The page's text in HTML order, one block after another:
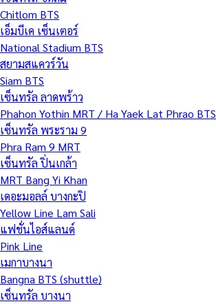
Chitlom BTS
เอ็มบีเค เซ็นเตอร์
National Stadium BTS
สยามสแควร์วัน
Siam BTS
เซ็นทรัล ลาดพร้าว
Phahon Yothin MRT / Ha Yaek Lat Phrao BTS
เซ็นทรัล พระราม 9
Phra Ram 9 MRT
เซ็นทรัล ปิ่นเกล้า
MRT Bang Yi Khan
เดอะมอลล์ บางกะปิ
Yellow Line Lam Sali
แฟชั่นไอส์แลนด์
Pink Line
เมกาบางนา
Bangna BTS (shuttle)
เซ็นทรัล บางนา